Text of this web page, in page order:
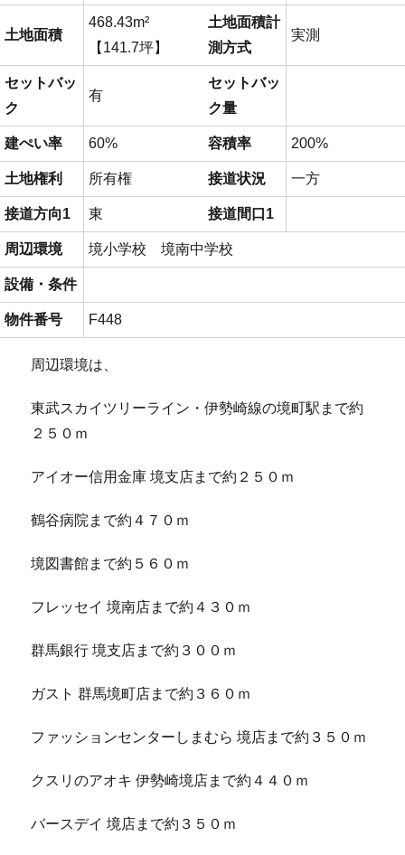
土地面積
468.43m²
【141.7坪】
土地面積計
測方式
実測
セットバッ
ク
有
セットバッ
ク量
建ぺい率 60% 容積率 200%
土地権利 所有権 接道状況 一方
接道方向1 東 接道間口1
周辺環境 境小学校 境南中学校
設備・条件
物件番号 F448
周辺環境は、
東武スカイツリーライン・伊勢崎線の境町駅まで約
２５０ｍ
アイオー信用金庫 境支店まで約２５０ｍ
鶴谷病院まで約４７０ｍ
境図書館まで約５６０ｍ
フレッセイ 境南店まで約４３０ｍ
群馬銀行 境支店まで約３００ｍ
ガスト 群馬境町店まで約３６０ｍ
ファッションセンターしまむら 境店まで約３５０ｍ
クスリのアオキ 伊勢崎境店まで約４４０ｍ
バースデイ 境店まで約３５０ｍ